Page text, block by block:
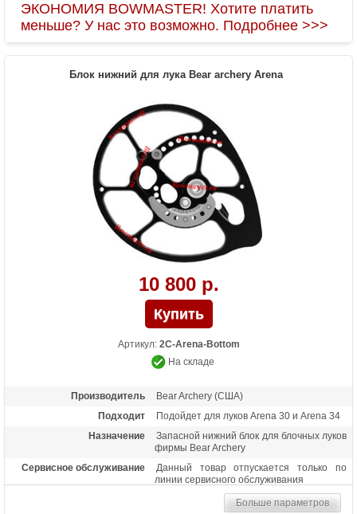
ЭКОНОМИЯ BOWMASTER! Хотите платить
меньше? У нас это возможно. Подробнее >>>
Блок нижний для лука Bear archery Arena
10 800 р.
Артикул: 2С-Arena-Bottom
На складе
Производитель
Bear Archery (США)
Подходит
Подойдет для луков Arena 30 и Arena 34
Назначение
Запасной нижний блок для блочных луков
фирмы Bear Archery
Сервисное обслуживание
Данный товар отпускается только по
линии сервисного обслуживания
Больше параметров